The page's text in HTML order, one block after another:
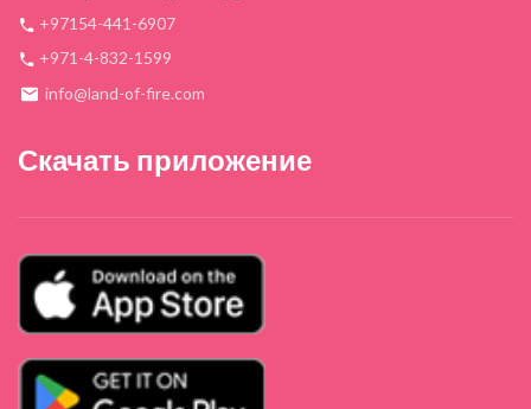
+97154-441-6907
+971-4-832-1599
info@land-of-fire.com
Скачать приложение